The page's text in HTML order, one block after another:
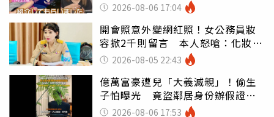
2026-08-06 17:04
開會照意外變網紅照！女公務員妝
容掀2千則留言 本人怒嗆：化妝有
錯嗎2026-08-05 22:43
億萬富豪遭兒「大義滅親」！偷生
子怕曝光 竟盜鄰居身份辦假證落
戶 2026-08-06 17:53